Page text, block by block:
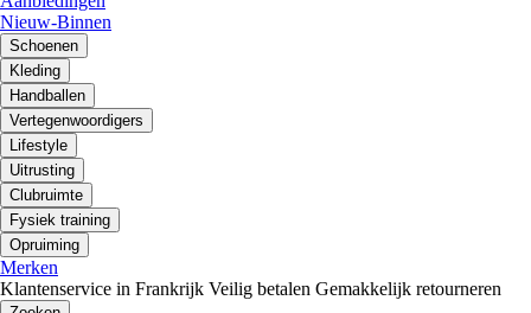
Nieuw-Binnen
Schoenen
Kleding
Handballen
Vertegenwoordigers
Lifestyle
Uitrusting
Clubruimte
Fysiek training
Opruiming
Merken
Klantenservice in Frankrijk Veilig betalen Gemakkelijk retourneren